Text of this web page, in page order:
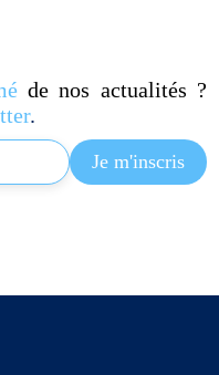
de nos actualités ?
.